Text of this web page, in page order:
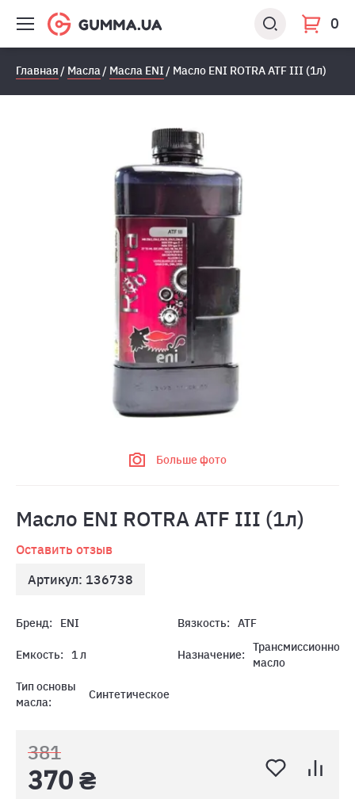
0
Главная Масла Масла ENI Масло ENI ROTRA ATF III (1л)
Больше фото
Масло ENI ROTRA ATF III (1л)
Оставить отзыв
Артикул: 136738
Бренд: ENI Вязкость: ATF
Емкость: 1 л Назначение:
Трансмиссионное
масло
Тип основы
масла:
Синтетическое
381
370 ₴